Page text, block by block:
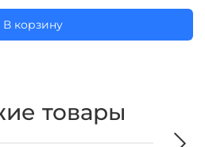
В корзину
товары